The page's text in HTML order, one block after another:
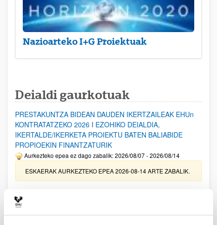
Nazioarteko I+G Proiektuak
Deialdi gaurkotuak
PRESTAKUNTZA BIDEAN DAUDEN IKERTZAILEAK EHUn
KONTRATATZEKO 2026 I EZOHIKO DEIALDIA,
IKERTALDE/IKERKETA PROIEKTU BATEN BALIABIDE
PROPIOEKIN FINANTZATURIK
Aurkezteko epea ez dago zabalik: 2026/08/07 - 2026/08/14
ESKAERAK AURKEZTEKO EPEA 2026-08-14 ARTE ZABALIK.
erosi eta berritzeko laguntzak 2026
Izapide irekia